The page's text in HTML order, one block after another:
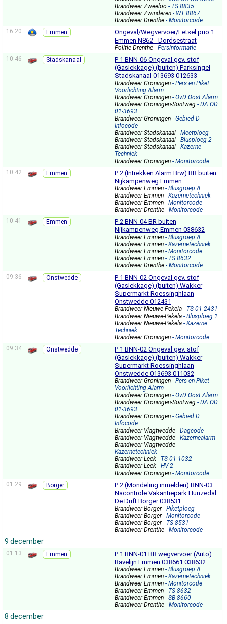
Brandweer Zweeloo - TS 8835
Brandweer Zwinderen - WT 8867
Brandweer Drenthe - Monitorcode
16:20
Emmen
Ongeval/Wegvervoer/Letsel prio 1
Emmen N862 - Dordsestraat
Politie Drenthe - Persinformatie
10:46
Stadskanaal
P 1 BNN-06 Ongeval gev. stof
(Gaslekkage) (buiten) Parksingel
Stadskanaal 013693 012633
Brandweer Groningen - Pers en Piket
Voorlichting Alarm
Brandweer Groningen - OvD Oost Alarm
Brandweer Groningen-Sontweg - DA OD
01-3693
Brandweer Groningen - Gebied D
Infocode
Brandweer Stadskanaal - Meetploeg
Brandweer Stadskanaal - Blusploeg 2
Brandweer Stadskanaal - Kazerne
Techniek
Brandweer Groningen - Monitorcode
10:42
Emmen
P 2 (Intrekken Alarm Brw) BR buiten
Nijkampenweg Emmen
Brandweer Emmen - Blusgroep A
Brandweer Emmen - Kazernetechniek
Brandweer Emmen - Monitorcode
Brandweer Drenthe - Monitorcode
10:41
Emmen
P 2 BNN-04 BR buiten
Nijkampenweg Emmen 038632
Brandweer Emmen - Blusgroep A
Brandweer Emmen - Kazernetechniek
Brandweer Emmen - Monitorcode
Brandweer Emmen - TS 8632
Brandweer Drenthe - Monitorcode
09:36
Onstwedde
P 1 BNN-02 Ongeval gev. stof
(Gaslekkage) (buiten) Wakker
Supermarkt Roessinghlaan
Onstwedde 012431
Brandweer Nieuwe-Pekela - TS 01-2431
Brandweer Nieuwe-Pekela - Blusploeg 1
Brandweer Nieuwe-Pekela - Kazerne
Techniek
Brandweer Groningen - Monitorcode
09:34
Onstwedde
P 1 BNN-02 Ongeval gev. stof
(Gaslekkage) (buiten) Wakker
Supermarkt Roessinghlaan
Onstwedde 013693 011032
Brandweer Groningen - Pers en Piket
Voorlichting Alarm
Brandweer Groningen - OvD Oost Alarm
Brandweer Groningen-Sontweg - DA OD
01-3693
Brandweer Groningen - Gebied D
Infocode
Brandweer Vlagtwedde - Dagcode
Brandweer Vlagtwedde - Kazernealarm
Brandweer Vlagtwedde -
Kazernetechniek
Brandweer Leek - TS 01-1032
Brandweer Leek - HV-2
Brandweer Groningen - Monitorcode
01:29
Borger
P 2 (Mondeling inmelden) BNN-03
Nacontrole Vakantiepark Hunzedal
De Drift Borger 038531
Brandweer Borger- Piketploeg
Brandweer Borger- Monitorcode
Brandweer Borger- TS 8531
Brandweer Drenthe - Monitorcode
9 december
01:13 Emmen
P 1 BNN-01 BR wegvervoer (Auto)
Ravelijn Emmen 038661 038632
Brandweer Emmen - Blusgroep A
Brandweer Emmen - Kazernetechniek
Brandweer Emmen - Monitorcode
Brandweer Emmen - TS 8632
Brandweer Emmen - SB 8660
Brandweer Drenthe - Monitorcode
8 december